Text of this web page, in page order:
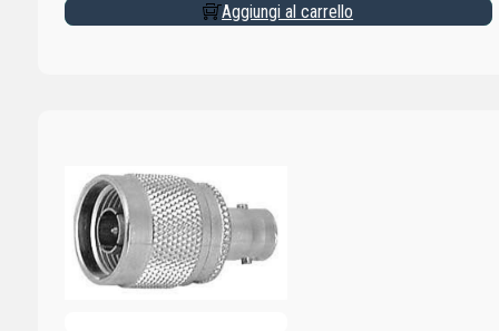
Aggiungi al carrello